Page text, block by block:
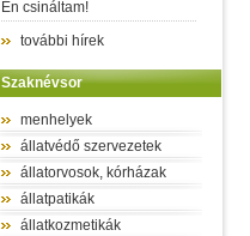
Én csináltam!
további hírek
Szaknévsor
menhelyek
állatvédő szervezetek
állatorvosok, kórházak
állatpatikák
állatkozmetikák